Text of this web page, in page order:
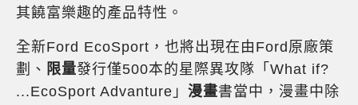
其饒富樂趣的產品特性。
全新Ford EcoSport，也將出現在由Ford原廠策
劃、 限量發行僅500本的星際異攻隊「What if?
...EcoSport Advanture」 漫畫書當中，漫畫中除